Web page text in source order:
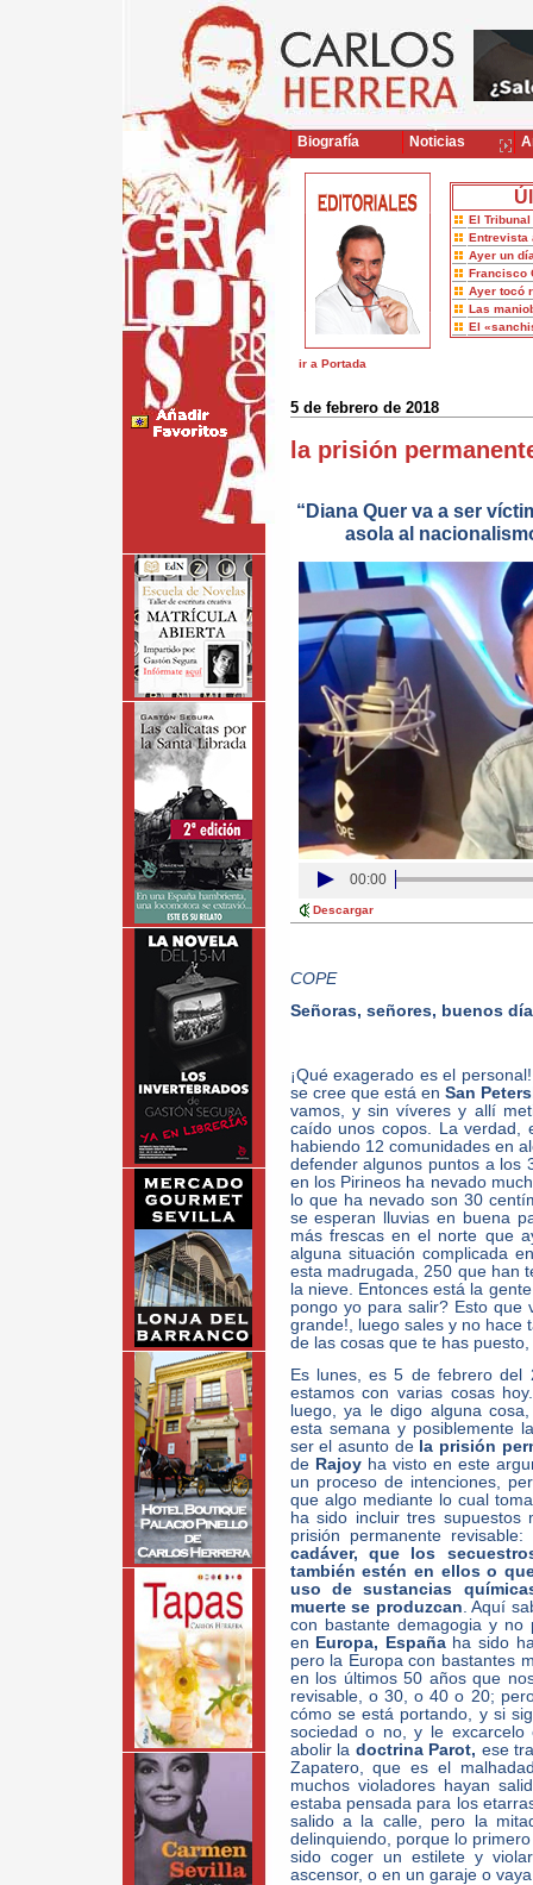
El
Entrevista
Ayer un
Francisco
Ayer tocó
Las
El
ir a Portada
5 de febrero de 2018
la prisión
“Diana Quer va a ser
asola al
00:00
Descargar
COPE
Señoras, señores, buenos
¡Qué exagerado es el
se cree que está en San
vamos, y sin víveres y allí
caído unos copos. La verdad,
habiendo 12 comunidades en
defender algunos puntos a los
en los Pirineos ha nevado
lo que ha nevado son 30
se esperan lluvias en buena
más frescas en el norte que
alguna situación complicada
esta madrugada, 250 que han
la nieve. Entonces está la
pongo yo para salir? Esto que
grande!, luego sales y no hace
de las cosas que te has
Es lunes, es 5 de febrero del
estamos con varias cosas
luego, ya le digo alguna
esta semana y posiblemente
ser el asunto dela prisión
de Rajoyha visto en este
un proceso de intenciones,
que algo mediante lo cual
ha sido incluir tres
prisión permanente revisable:
cadáver, que los
también estén en ellos o
uso de sustancias
muerte se produzcan. Aquí
con bastante demagogia y no
en Europa, Españaha sido
pero la Europa con bastantes
en los últimos 50 años que
revisable, o 30, o 40 o 20;
cómo se está portando, y si
sociedad o no, y le
abolir la doctrina Parot, ese
Zapatero, que es el
muchos violadores hayan
estaba pensada para los
salido a la calle, pero la
delinquiendo, porque lo
sido coger un estilete y
ascensor, o en un garaje o
Biografía Noticias